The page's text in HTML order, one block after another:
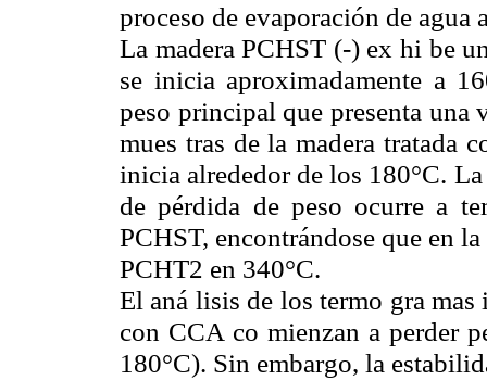
proceso de evaporación de agua
La madera PCHST (-) ex hi be
se inicia aproximadamente a
peso principal que presenta una
mues tras de la madera tratada
inicia alrededor de los 180°C.
de pérdida de peso ocurre a
PCHST, encontrándose que en
PCHT2 en 340°C.
El aná lisis de los termo gra mas
con CCA co mienzan a perder
180°C). Sin embargo, la